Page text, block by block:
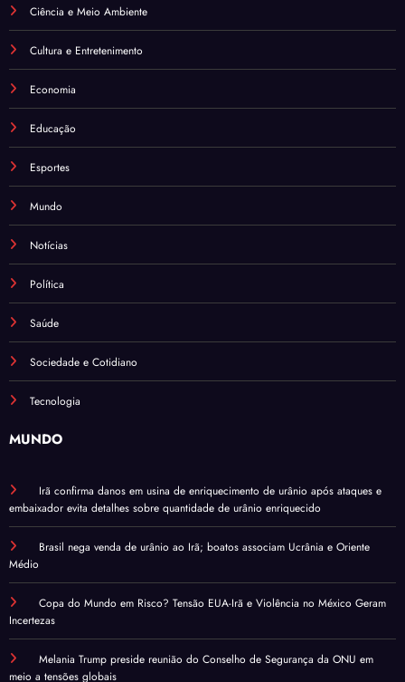
Ciência e Meio Ambiente
Cultura e Entretenimento
Economia
Educação
Esportes
Mundo
Notícias
Política
Saúde
Sociedade e Cotidiano
Tecnologia
MUNDO
Irã confirma danos em usina de enriquecimento de urânio após ataques e
embaixador evita detalhes sobre quantidade de urânio enriquecido
Brasil nega venda de urânio ao Irã; boatos associam Ucrânia e Oriente
Médio
Copa do Mundo em Risco? Tensão EUA-Irã e Violência no México Geram
Incertezas
Melania Trump preside reunião do Conselho de Segurança da ONU em
meio a tensões globais